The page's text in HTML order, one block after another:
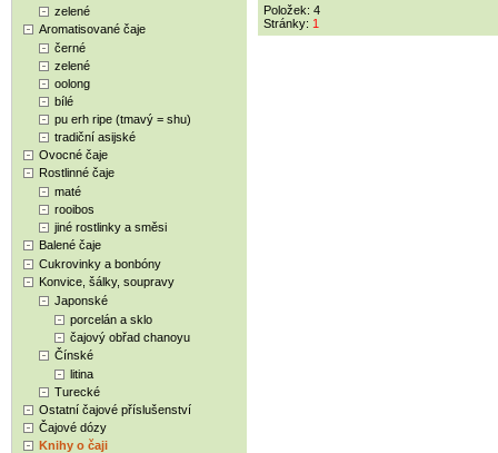
zelené
Aromatisované čaje
černé
zelené
oolong
bílé
pu erh ripe (tmavý = shu)
tradiční asijské
Ovocné čaje
Rostlinné čaje
maté
rooibos
jiné rostlinky a směsi
Balené čaje
Cukrovinky a bonbóny
Konvice, šálky, soupravy
Japonské
porcelán a sklo
čajový obřad chanoyu
Čínské
litina
Turecké
Ostatní čajové příslušenství
Čajové dózy
Knihy o čaji
Položek: 4
Stránky: 1